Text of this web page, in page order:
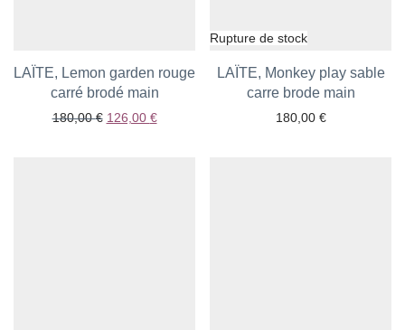
LAÏTE, Lemon garden rouge
carré brodé main
180,00€ Le prix initial était : 180,00 €.
126,00 €Le prix actuel est : 126,00 €.
Ajouter aux favoris
LAÏTE, Monkey play sable
carre brode main
180,00 €
Ajouter aux favoris